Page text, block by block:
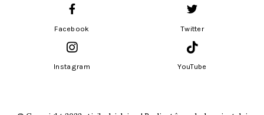
Facebook Twitter
Instagram YouTube